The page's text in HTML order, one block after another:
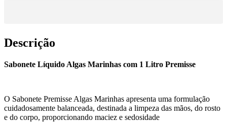
Descrição
Sabonete Líquido Algas Marinhas com 1 Litro Premisse
O Sabonete Premisse Algas Marinhas apresenta uma formulação
cuidadosamente balanceada, destinada a limpeza das mãos, do rosto
e do corpo, proporcionando maciez e sedosidade